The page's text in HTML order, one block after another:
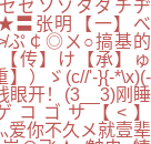
ゼソゾタダチヂ
张明【一】べ
ぷ￠◎ㄨ○搞基的
传】け【承】ゅ
】）ゞ(c//'-}{-*\x)(-
眼开！(3__3)刚睡
コゴサ【<】
不久メ就壹辈